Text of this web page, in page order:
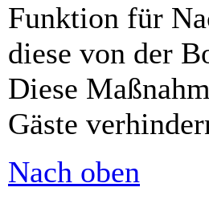
Funktion für
diese von der
Diese
Gäste
Nach oben